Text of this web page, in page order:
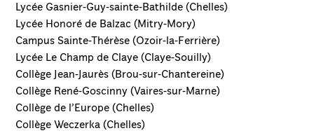
Lycée Gasnier-Guy-sainte-Bathilde (Chelles)
Lycée Honoré de Balzac (Mitry-Mory)
Campus Sainte-Thérèse (Ozoir-la-Ferrière)
Lycée Le Champ de Claye (Claye-Souilly)
Collège Jean-Jaurès (Brou-sur-Chantereine)
Collège René-Goscinny (Vaires-sur-Marne)
Collège de l’Europe (Chelles)
Collège Weczerka (Chelles)